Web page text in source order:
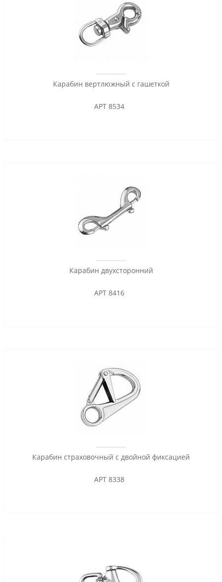
Карабин вертлюжный с гашеткой
АРТ 8534
Карабин двухсторонний
АРТ 8416
Карабин страховочный с двойной фиксацией
АРТ 8338